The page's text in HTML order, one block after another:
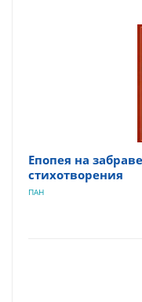
Епопея на
стихотворения
ПАН